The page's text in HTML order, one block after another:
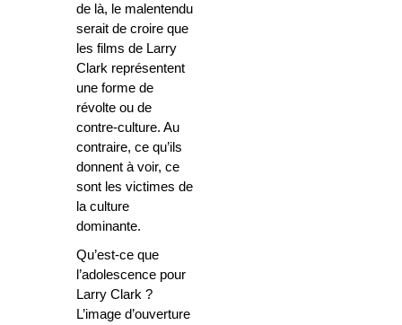
de là, le malentendu
serait de croire que
les films de Larry
Clark représentent
une forme de
révolte ou de
contre-culture. Au
contraire, ce qu’ils
donnent à voir, ce
sont les victimes de
la culture
dominante.
Qu’est-ce que
l’adolescence pour
Larry Clark ?
L’image d’ouverture